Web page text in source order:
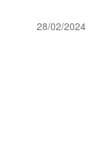
28/02/2024